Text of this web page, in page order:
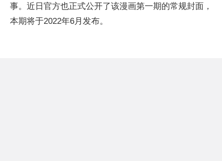
事。近日官方也正式公开了该漫画第一期的常规封面，
本期将于2022年6月发布。